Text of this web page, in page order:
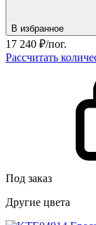
В избранное
17 240 ₽/пог.
Рассчитать
Под заказ
Другие цвета